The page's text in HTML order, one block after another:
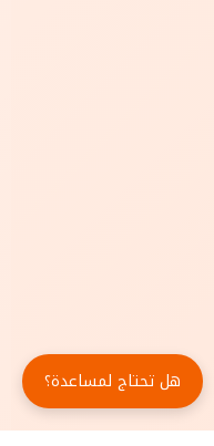
هل تحتاج لمساعدة؟